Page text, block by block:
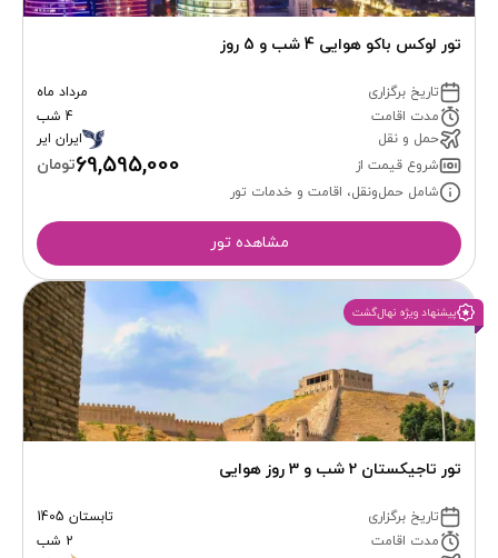
تور لوکس باکو هوایی 4 شب و 5 روز
تاریخ برگزاری
مرداد ماه
مدت اقامت
4 شب
حمل و نقل
ایران ایر
شروع قیمت از
69,595,000تومان
شامل حمل‌ونقل، اقامت و خدمات تور
مشاهده تور
تور تاجیکستان 2 شب و 3 روز هوایی
پیشنهاد ویژه نهال‌گشت
تاریخ برگزاری
تابستان 1405
مدت اقامت
2 شب